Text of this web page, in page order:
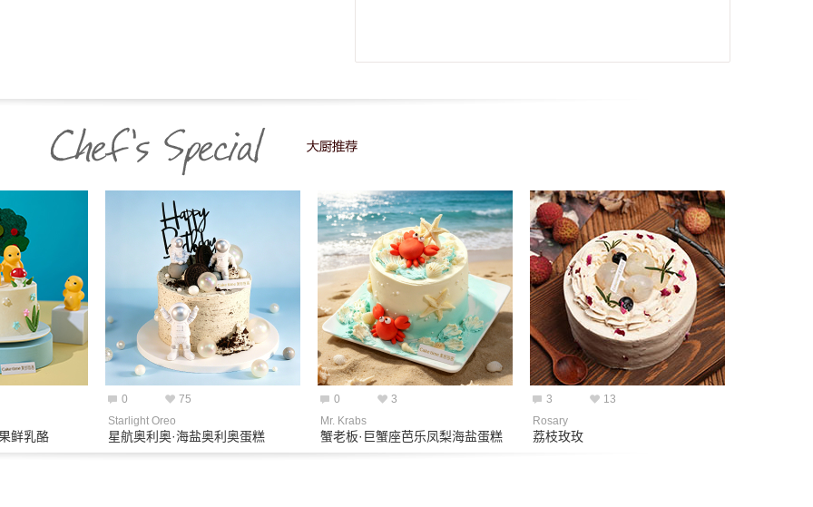
鲜乳酪
0
75
Starlight Oreo
星航奥利奥·海盐奥利奥蛋糕
0
3
Mr. Krabs
蟹老板·巨蟹座芭乐凤梨海盐蛋糕
3
13
Rosary
荔枝玫玫